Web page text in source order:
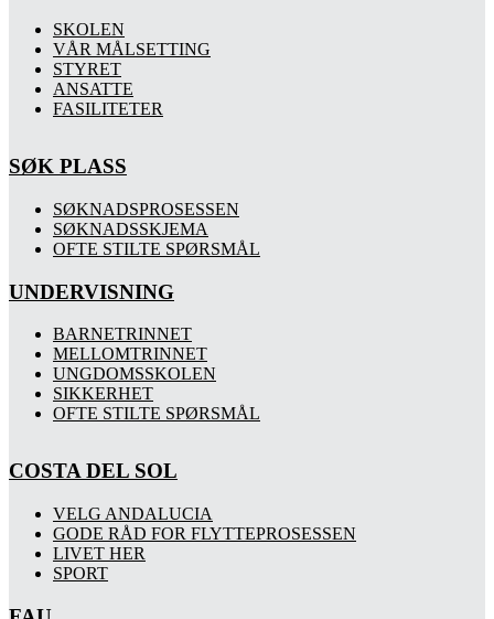
SKOLEN
VÅR MÅLSETTING
STYRET
ANSATTE
FASILITETER
SØK PLASS
SØKNADSPROSESSEN
SØKNADSSKJEMA
OFTE STILTE SPØRSMÅL
UNDERVISNING
BARNETRINNET
MELLOMTRINNET
UNGDOMSSKOLEN
SIKKERHET
OFTE STILTE SPØRSMÅL
COSTA DEL SOL
VELG ANDALUCIA
GODE RÅD FOR FLYTTEPROSESSEN
LIVET HER
SPORT